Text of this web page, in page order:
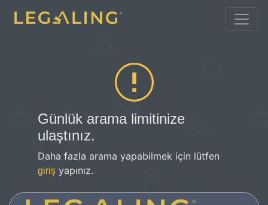
Günlük arama limitinize
ulaştınız.
Daha fazla arama yapabilmek için lütfen
giriş yapınız.